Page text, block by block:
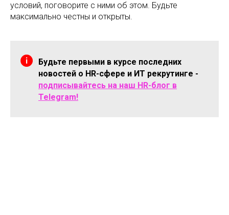
условий, поговорите с ними об этом. Будьте
максимально честны и открыты.
Будьте первыми в курсе последних
новостей о HR-сфере и ИТ рекрутинге -
подписывайтесь на наш HR-блог в
Telegram!